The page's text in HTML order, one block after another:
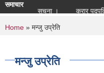
समाचार
सम्बन्धी सुचना ।
करार पदपुर्ति
You are here
Home » मन्जु उप्रेति
मन्जु उप्रेति